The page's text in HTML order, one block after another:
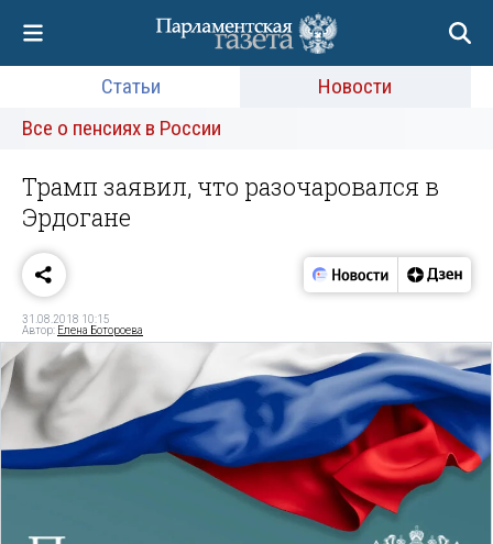
Статьи
Новости
Все о пенсиях в России
Трамп заявил, что разочаровался в
Эрдогане
31.08.2018 10:15
Автор: Елена Ботороева